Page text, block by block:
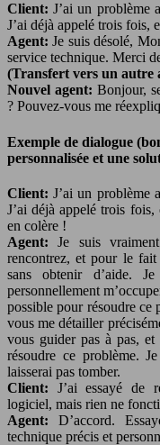
Client:J’ai un problème
J’ai déjà appelé trois fois,
Agent:Je suis désolé,
service technique. Merci
(Transfert vers un autre
Nouvel agent: Bonjour,
? Pouvez-vous me
Exemple de dialogue
personnalisée et une
Client:J’ai un problème
J’ai déjà appelé trois
en colère !
Agent:Je suis
rencontrez, et pour le
sans obtenir d’aide.
personnellement
possible pour résoudre ce
vous me détailler
vous guider pas à pas,
résoudre ce problème.
laisserai pas tomber.
Client: J’ai essayé de
logiciel, mais rien ne
Agent:D’accord.
technique précis et